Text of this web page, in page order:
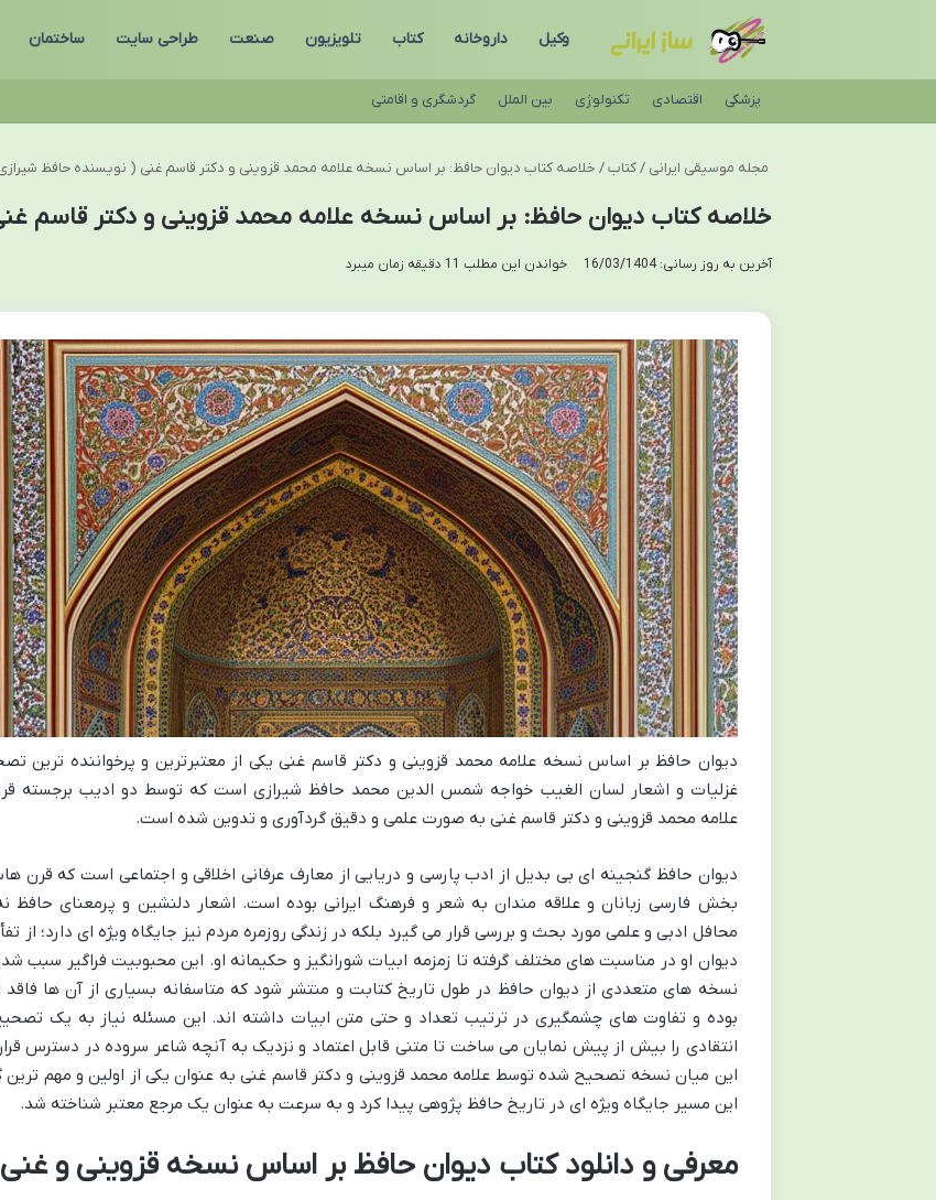
وکیل داروخانه کتاب تلویزیون صنعت طراحی سایت ساختمان
پزشکی اقتصادی تکنولوژی بین الملل گردشگری و اقامتی
مجله موسیقی ایرانی / کتاب / خلاصه کتاب دیوان حافظ: بر اساس نسخه علامه محمد قزوینی و دکتر قاسم غنی ( نویسنده حافظ
خلاصه کتاب دیوان حافظ: بر اساس نسخه علامه محمد قزوینی و دکتر قاسم
آخرین به روز رسانی: 16/03/1404 خواندن این مطلب 11 دقیقه زمان میبرد
دیوان حافظ بر اساس نسخه علامه محمد قزوینی و دکتر قاسم غنی یکی از معتبرترین و پرخواننده ترین
غزلیات و اشعار لسان الغیب خواجه شمس الدین محمد حافظ شیرازی است که توسط دو ادیب برجسته
علامه محمد قزوینی و دکتر قاسم غنی به صورت علمی و دقیق گردآوری و تدوین شده است.
دیوان حافظ گنجینه ای بی بدیل از ادب پارسی و دریایی از معارف عرفانی اخلاقی و اجتماعی است که قرن
بخش فارسی زبانان و علاقه مندان به شعر و فرهنگ ایرانی بوده است. اشعار دلنشین و پرمعنای حافظ
محافل ادبی و علمی مورد بحث و بررسی قرار می گیرد بلکه در زندگی روزمره مردم نیز جایگاه ویژه ای دارد؛ از
دیوان او در مناسبت های مختلف گرفته تا زمزمه ابیات شورانگیز و حکیمانه او. این محبوبیت فراگیر سبب
نسخه های متعددی از دیوان حافظ در طول تاریخ کتابت و منتشر شود که متاسفانه بسیاری از آن ها فاقد
بوده و تفاوت های چشمگیری در ترتیب تعداد و حتی متن ابیات داشته اند. این مسئله نیاز به یک
انتقادی را بیش از پیش نمایان می ساخت تا متنی قابل اعتماد و نزدیک به آنچه شاعر سروده در دسترس
این میان نسخه تصحیح شده توسط علامه محمد قزوینی و دکتر قاسم غنی به عنوان یکی از اولین و مهم ترین
این مسیر جایگاه ویژه ای در تاریخ حافظ پژوهی پیدا کرد و به سرعت به عنوان یک مرجع معتبر شناخته شد.
معرفی و دانلود کتاب دیوان حافظ بر اساس نسخه قزوینی و غنی